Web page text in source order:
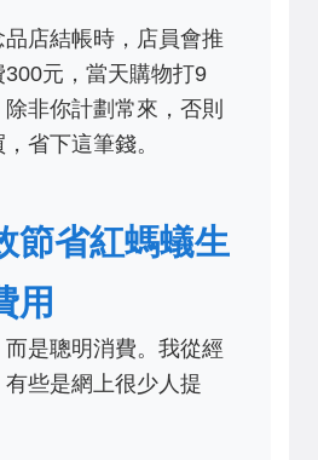
店結帳時，店員會推
元，當天購物打9
非你計劃常來，否則
省下這筆錢。
節省紅螞蟻生
用
是聰明消費。我從經
些是網上很少人提